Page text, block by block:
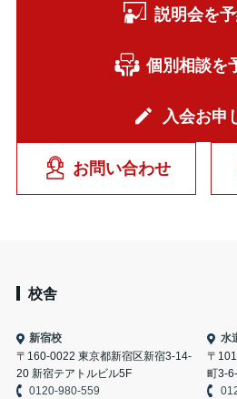
説明会を
個別相談を
入会お申
お問い合わせ
校舎
新宿校
〒160-0022 東京都新宿区新宿3-14-
20 新宿テアトルビル5F
0120-980-559
水
〒
町3-